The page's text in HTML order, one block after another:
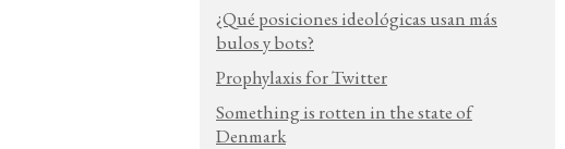
¿Qué posiciones ideológicas usan más
bulos y bots?
Prophylaxis for Twitter
Something is rotten in the state of
Denmark